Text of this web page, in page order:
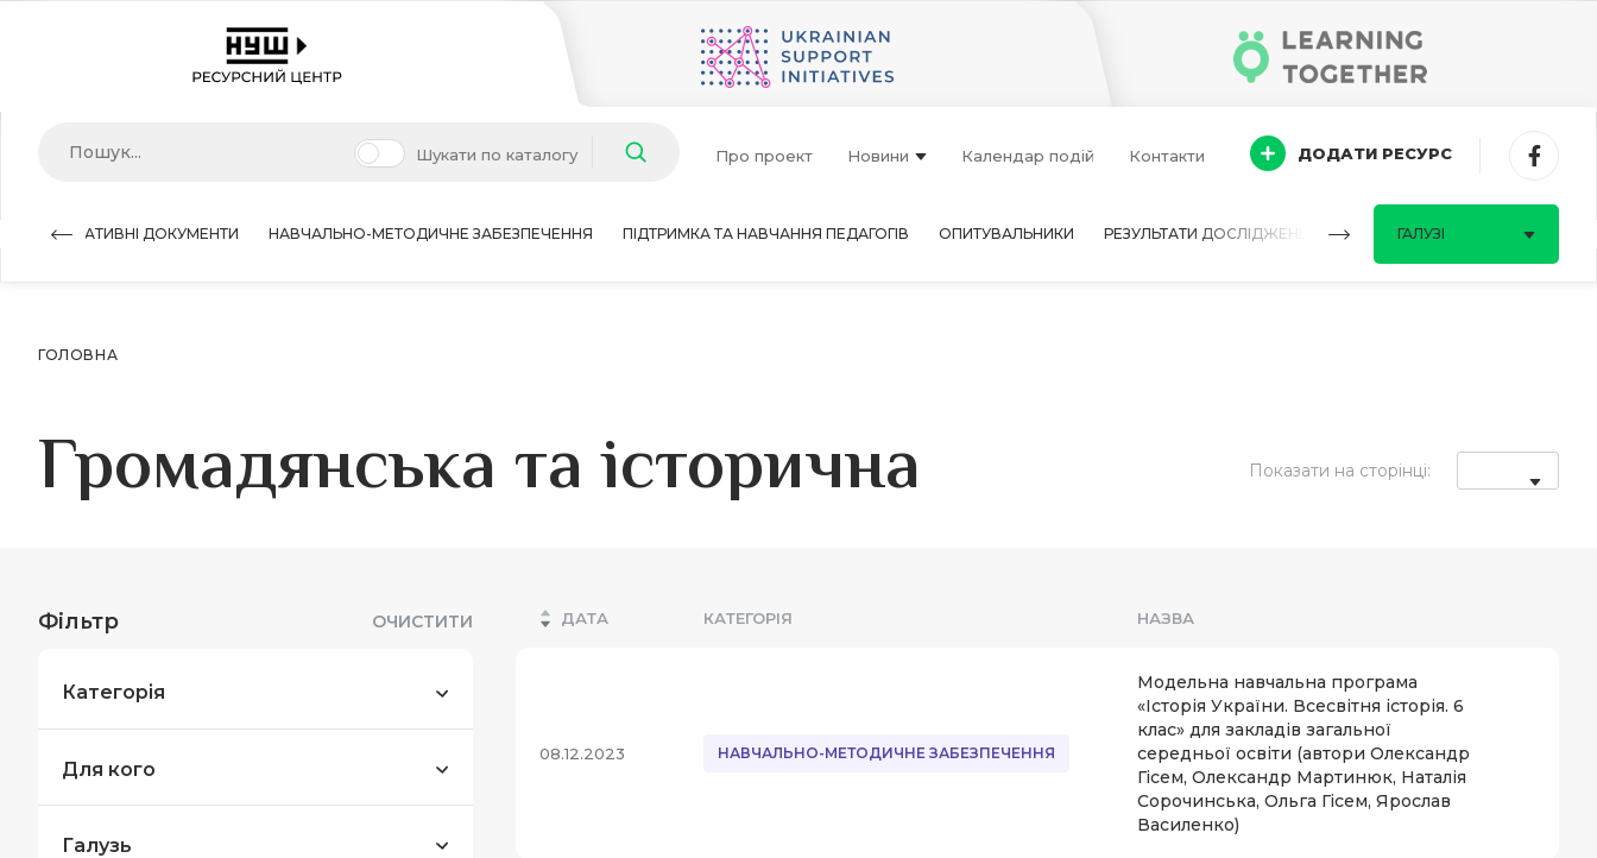
Шукати по каталогу Про проект Новини Календар подій Контакти ДОДАТИ РЕСУРС
НОРМАТИВНІ ДОКУМЕНТИ НАВЧАЛЬНО-МЕТОДИЧНЕ ЗАБЕЗПЕЧЕННЯ ПІДТРИМКА ТА НАВЧАННЯ ПЕДАГОГІВ ОПИТУВАЛЬНИКИ РЕЗУЛЬТАТИ ДОСЛІДЖЕНЬ ПИТАННЯ-ВІДПОВІДІ
ГАЛУЗІ
ГОЛОВНА
Громадянська та історична Показати на сторінці:
Фільтр ОЧИСТИТИ
Категорія
Для кого
Галузь
ДАТА КАТЕГОРІЯ НАЗВА
08.12.2023 НАВЧАЛЬНО-МЕТОДИЧНЕ ЗАБЕЗПЕЧЕННЯ
Модельна навчальна програма
«Історія України. Всесвітня історія. 6
клас» для закладів загальної
середньої освіти (автори Олександр
Гісем, Олександр Мартинюк, Наталія
Сорочинська, Ольга Гісем, Ярослав
Василенко)